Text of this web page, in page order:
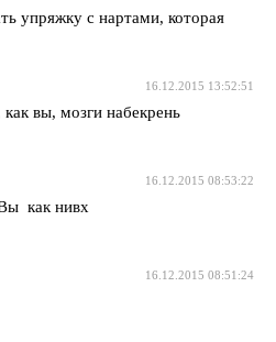
упряжку с нартами, которая
16.12.2015 13:52:51
вы, мозги набекрень
16.12.2015 08:53:22
как нивх
16.12.2015 08:51:24